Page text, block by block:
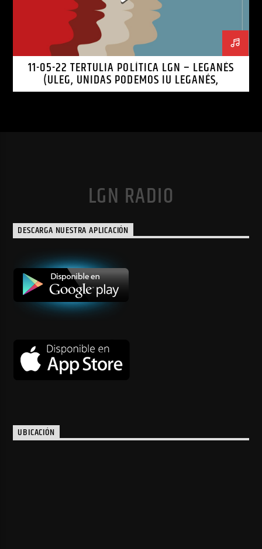
11-05-22 TERTULIA POLÍTICA LGN – LEGANÉS
(ULEG, UNIDAS PODEMOS IU LEGANÉS,
LEGANEMOS)
LGN RADIO
DESCARGA NUESTRA APLICACIÓN
UBICACIÓN